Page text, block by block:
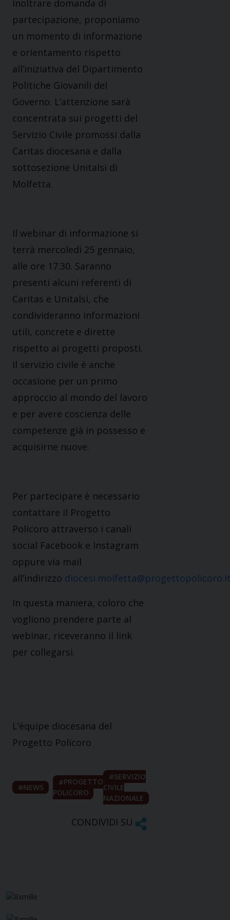
inoltrare domanda di
partecipazione, proponiamo
un momento di informazione
e orientamento rispetto
all’iniziativa del Dipartimento
Politiche Giovanili del
Governo. L’attenzione sarà
concentrata sui progetti del
Servizio Civile promossi dalla
Caritas diocesana e dalla
sottosezione Unitalsi di
Molfetta.
Il webinar di informazione si
terrà mercoledì 25 gennaio,
alle ore 17.30. Saranno
presenti alcuni referenti di
Caritas e Unitalsi, che
condivideranno informazioni
utili, concrete e dirette
rispetto ai progetti proposti.
Il servizio civile è anche
occasione per un primo
approccio al mondo del lavoro
e per avere coscienza delle
competenze già in possesso e
acquisirne nuove.
Per partecipare è necessario
contattare il Progetto
Policoro attraverso i canali
social Facebook e Instagram
oppure via mail
all’indirizzo
In questa maniera, coloro che
vogliono prendere parte al
webinar, riceveranno il link
per collegarsi.
L’équipe diocesana del
Progetto Policoro
NEWS
PROGETTO
POLICORO
SERVIZIO
CIVILE
NAZIONALE
CONDIVIDI SU